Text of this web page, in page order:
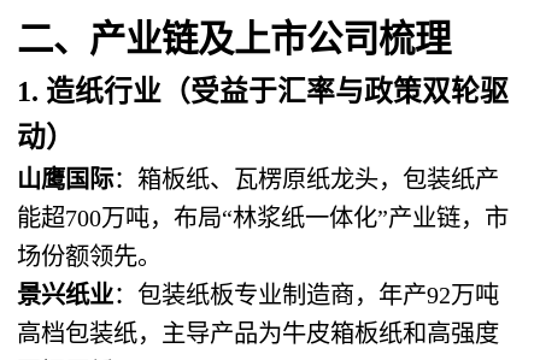
二、产业链及上市公司梳理
1. 造纸行业（受益于汇率与政策双轮驱
动）
山鹰国际：箱板纸、瓦楞原纸龙头，包装纸产
能超700万吨，布局“林浆纸一体化”产业链，市
场份额领先。
景兴纸业：包装纸板专业制造商，年产92万吨
高档包装纸，主导产品为牛皮箱板纸和高强度